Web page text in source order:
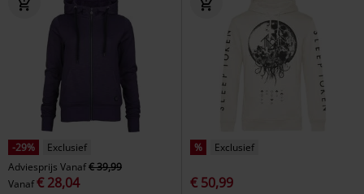
-29%
Exclusief
Adviesprijs Vanaf€ 39,99
Vanaf€ 28,04
% Exclusief
€ 50,99